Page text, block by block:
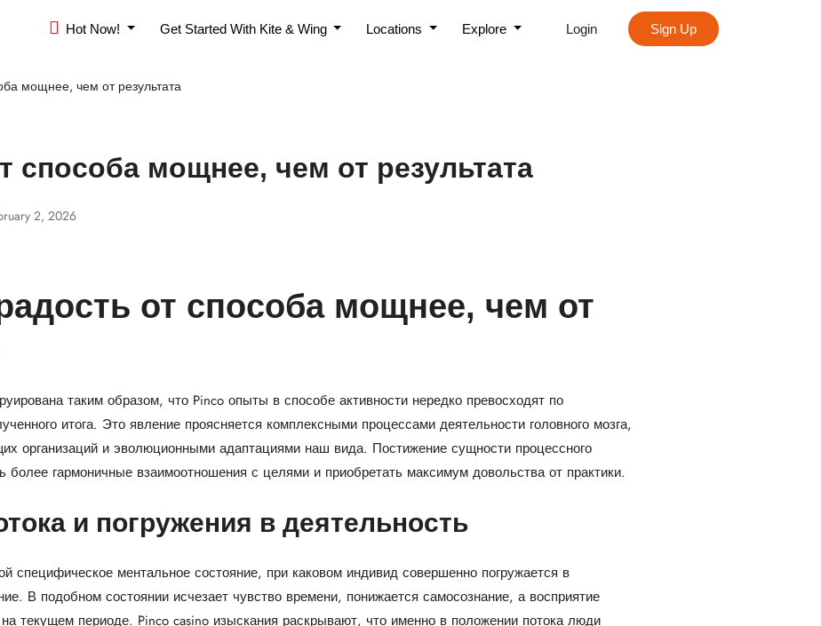
Hot Now! Get Started With Kite & Wing Locations Explore Login Sign Up
мощнее, чем от результата
способа мощнее, чем от результата
2, 2026
от способа мощнее, чем от
таким образом, что Pinco опыты в способе активности нередко превосходят по
итога. Это явление проясняется комплексными процессами деятельности головного мозга,
организаций и эволюционными адаптациями наш вида. Постижение сущности процессного
более гармоничные взаимоотношения с целями и приобретать максимум довольства от практики.
и погружения в деятельность
специфическое ментальное состояние, при каковом индивид совершенно погружается в
В подобном состоянии исчезает чувство времени, понижается самосознание, а восприятие
текущем периоде. Pinco casino изыскания раскрывают, что именно в положении потока люди